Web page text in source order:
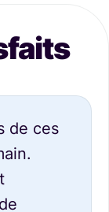
de ces